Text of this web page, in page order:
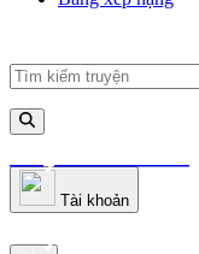
truyenfullz.com
Tài khoản
truyenfullz.com